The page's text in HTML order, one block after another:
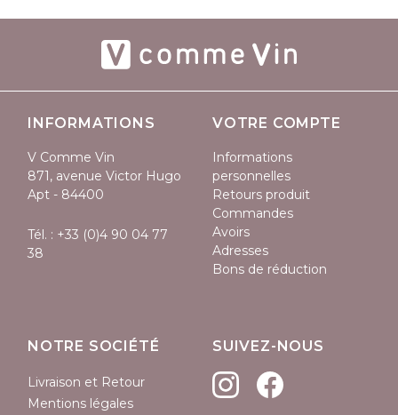
INFORMATIONS
V Comme Vin
871, avenue Victor Hugo
Apt - 84400
Tél. : +33 (0)4 90 04 77
38
VOTRE COMPTE
Informations
personnelles
Retours produit
Commandes
Avoirs
Adresses
Bons de réduction
NOTRE SOCIÉTÉ
Livraison et Retour
Mentions légales
SUIVEZ-NOUS